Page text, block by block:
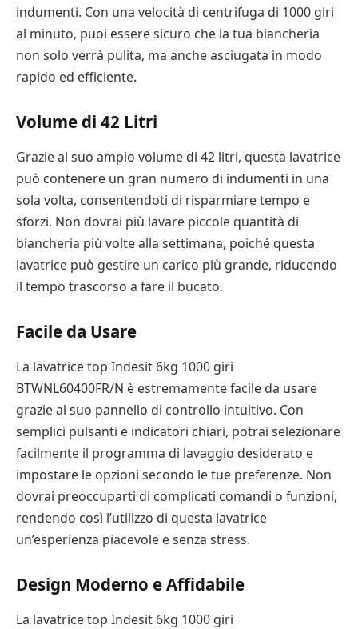
indumenti. Con una velocità di centrifuga di 1000 giri
al minuto, puoi essere sicuro che la tua biancheria
non solo verrà pulita, ma anche asciugata in modo
rapido ed efficiente.
Volume di 42 Litri
Grazie al suo ampio volume di 42 litri, questa lavatrice
può contenere un gran numero di indumenti in una
sola volta, consentendoti di risparmiare tempo e
sforzi. Non dovrai più lavare piccole quantità di
biancheria più volte alla settimana, poiché questa
lavatrice può gestire un carico più grande, riducendo
il tempo trascorso a fare il bucato.
Facile da Usare
La lavatrice top Indesit 6kg 1000 giri
BTWNL60400FR/N è estremamente facile da usare
grazie al suo pannello di controllo intuitivo. Con
semplici pulsanti e indicatori chiari, potrai selezionare
facilmente il programma di lavaggio desiderato e
impostare le opzioni secondo le tue preferenze. Non
dovrai preoccuparti di complicati comandi o funzioni,
rendendo così l’utilizzo di questa lavatrice
un’esperienza piacevole e senza stress.
Design Moderno e Affidabile
La lavatrice top Indesit 6kg 1000 giri